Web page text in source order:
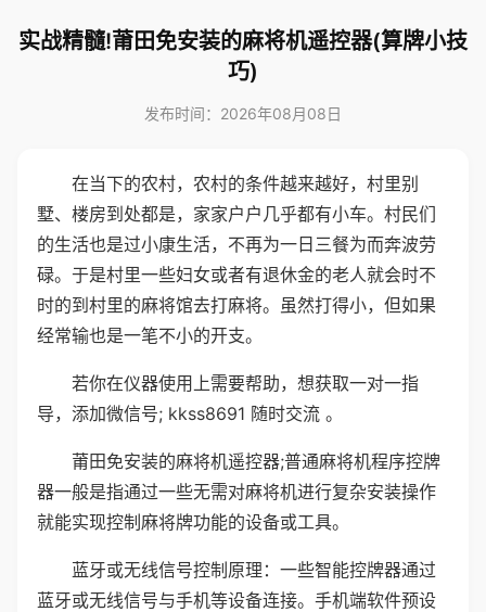
实战精髓!莆田免安装的麻将机遥控器(算牌小技
巧)
发布时间：2026年08月08日
在当下的农村，农村的条件越来越好，村里别
墅、楼房到处都是，家家户户几乎都有小车。村民们
的生活也是过小康生活，不再为一日三餐为而奔波劳
碌。于是村里一些妇女或者有退休金的老人就会时不
时的到村里的麻将馆去打麻将。虽然打得小，但如果
经常输也是一笔不小的开支。
若你在仪器使用上需要帮助，想获取一对一指
导，添加微信号; kkss8691 随时交流 。
莆田免安装的麻将机遥控器;普通麻将机程序控牌
器一般是指通过一些无需对麻将机进行复杂安装操作
就能实现控制麻将牌功能的设备或工具。
蓝牙或无线信号控制原理：一些智能控牌器通过
蓝牙或无线信号与手机等设备连接。手机端软件预设